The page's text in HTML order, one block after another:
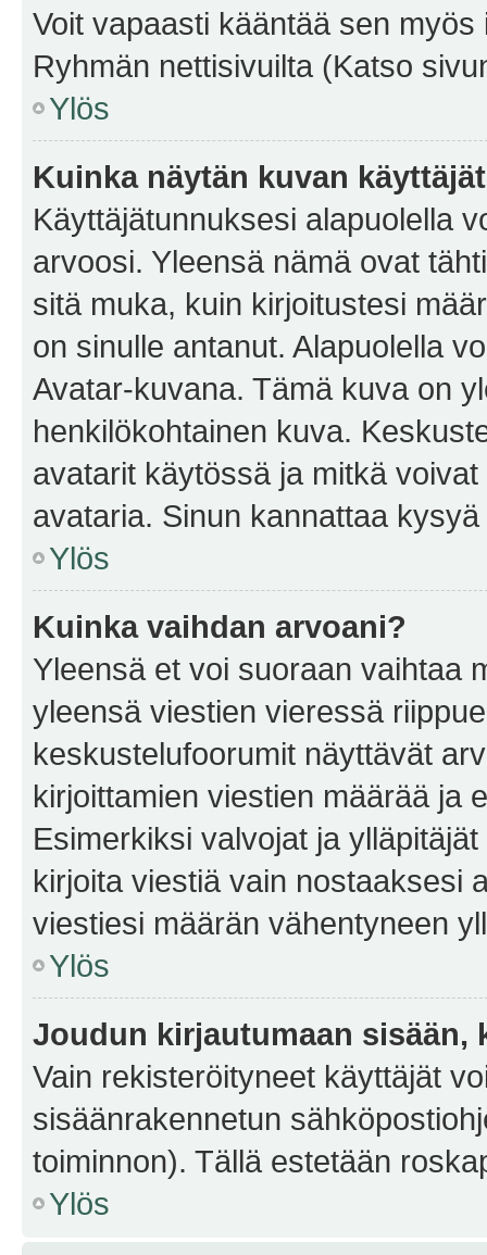
Voit vapaasti kääntää sen
Ryhmän nettisivuilta (Katso
Ylös
Kuinka näytän kuvan
Käyttäjätunnuksesi alapuolella
arvoosi. Yleensä nämä ovat
sitä muka, kuin kirjoitustesi
on sinulle antanut. Alapuolella
Avatar-kuvana. Tämä kuva on
henkilökohtainen kuva.
avatarit käytössä ja mitkä
avataria. Sinun kannattaa
Ylös
Kuinka vaihdan arvoani?
Yleensä et voi suoraan vaihtaa
yleensä viestien vieressä
keskustelufoorumit näyttävät
kirjoittamien viestien määrää ja
Esimerkiksi valvojat ja
kirjoita viestiä vain nostaaksesi
viestiesi määrän vähentyneen
Ylös
Joudun kirjautumaan sisään,
Vain rekisteröityneet käyttäjät
sisäänrakennetun
toiminnon). Tällä estetään
Ylös